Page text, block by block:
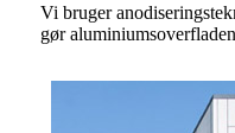
Vi bruger
gør